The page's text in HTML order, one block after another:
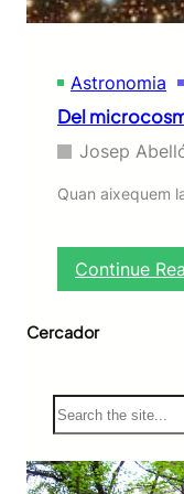
Astronomia
Del
Josep
Quan aixequem
Continue
Cercador
S
e
r